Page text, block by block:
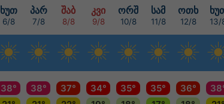
ხუთ პარ შაბ კვი ორშ სამ ოთხ
6/8 7/8 8/8 9/8 10/8 11/8 12/8 13/
38° 38° 37° 34° 35° 35° 36°